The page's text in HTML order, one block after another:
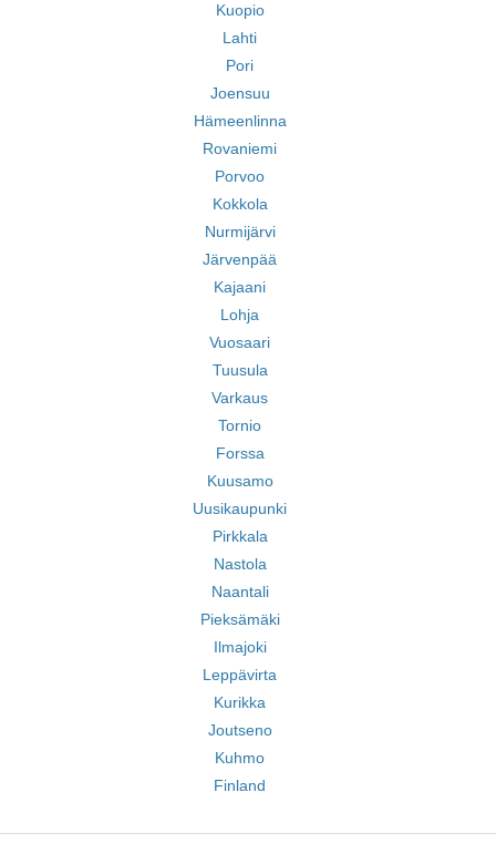
Kuopio
Lahti
Pori
Joensuu
Hämeenlinna
Rovaniemi
Porvoo
Kokkola
Nurmijärvi
Järvenpää
Kajaani
Lohja
Vuosaari
Tuusula
Varkaus
Tornio
Forssa
Kuusamo
Uusikaupunki
Pirkkala
Nastola
Naantali
Pieksämäki
Ilmajoki
Leppävirta
Kurikka
Joutseno
Kuhmo
Finland